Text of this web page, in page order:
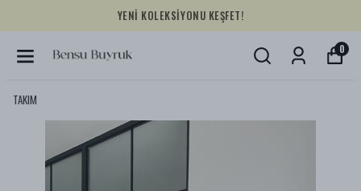
YENİ KOLEKSİYONU KEŞFET!
0
TAKIM